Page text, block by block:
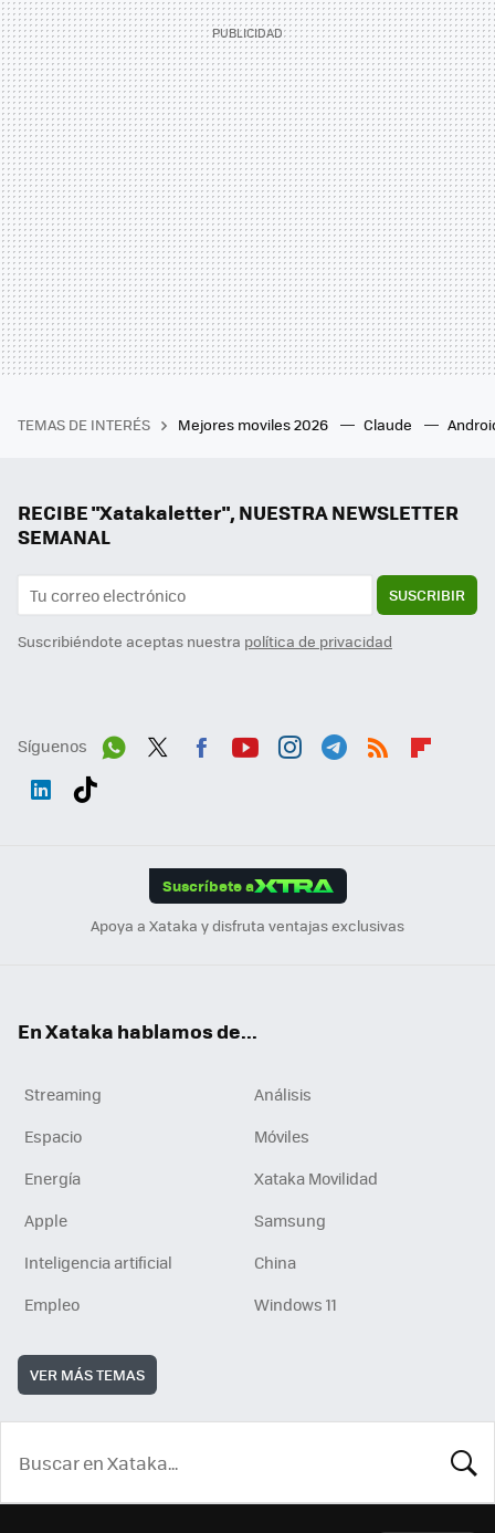
TEMAS DE INTERÉS Mejores moviles 2026 Claude
RECIBE "Xatakaletter", NUESTRA NEWSLETTER
SEMANAL
SUSCRIBIR
Suscribiéndote aceptas nuestra política de privacidad
Síguenos
Suscríbete a
Apoya a Xataka y disfruta ventajas exclusivas
En Xataka hablamos de...
Streaming
Análisis
Espacio
Móviles
Energía
Xataka Movilidad
Apple
Samsung
Inteligencia artificial
China
Empleo
Windows 11
VER MÁS TEMAS